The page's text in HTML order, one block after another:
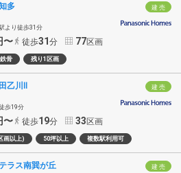
建 売
多
より徒歩31分
〜 徒歩31分 77区画
鉄骨 残り1区画
建 売
乙川Ⅱ
歩19分
〜 徒歩19分 33区画
画以上) 50坪以上 複数駅利用可
建 売
ラス南巽が丘